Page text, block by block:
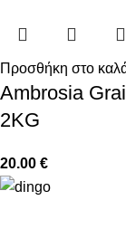
Προσθήκη στο
Ambrosia
2KG
20.00 €